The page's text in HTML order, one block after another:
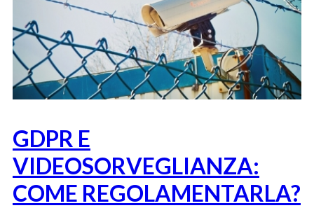
GDPR E
VIDEOSORVEGLIANZA:
COME REGOLAMENTARLA?